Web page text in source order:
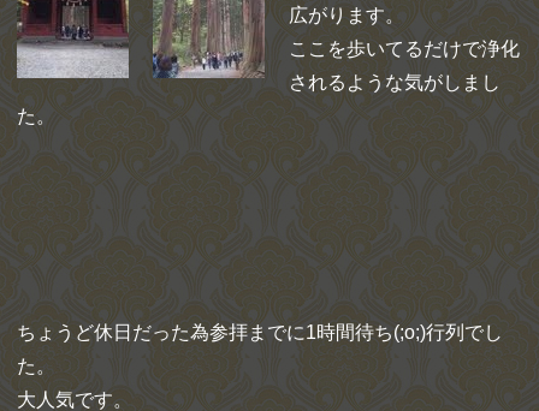
広がります。
ここを歩いてるだけで浄化
されるような気がしまし
た。
ちょうど休日だった為参拝までに1時間待ち(;o;)行列でし
た。
大人気です。